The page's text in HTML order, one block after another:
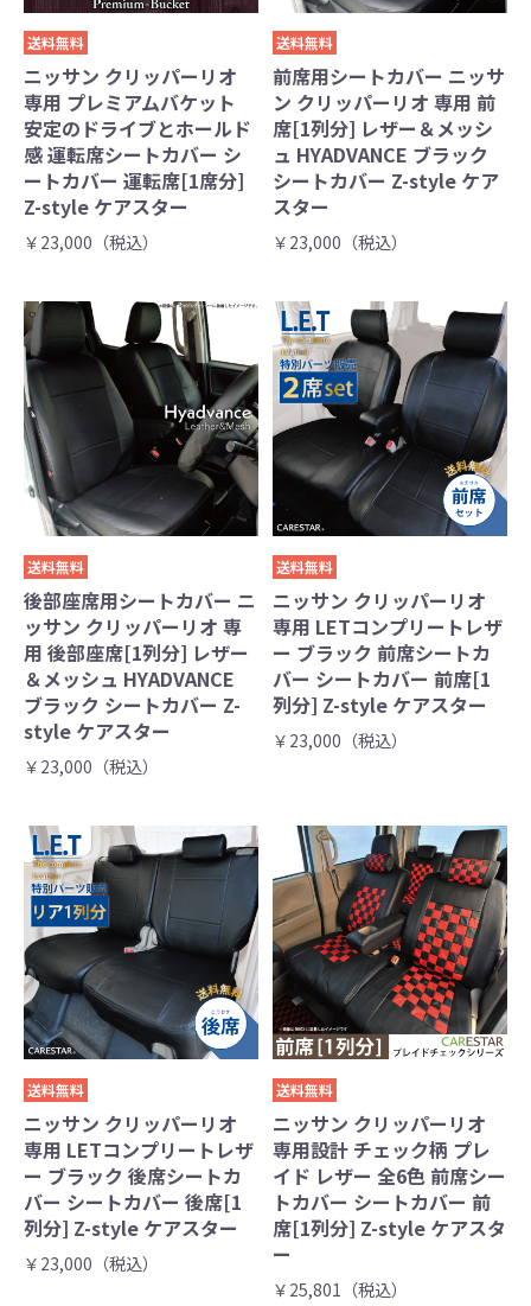
送料無料
ニッサン クリッパーリオ
専用 プレミアムバケット
安定のドライブとホールド
感 運転席シートカバー シ
ートカバー 運転席[1席分]
Z-style ケアスター
￥23,000（税込）
送料無料
前席用シートカバー ニッサ
ン クリッパーリオ 専用 前
席[1列分] レザー＆メッシ
ュ HYADVANCE ブラック
シートカバー Z-style ケア
スター
￥23,000（税込）
送料無料
後部座席用シートカバー ニ
ッサン クリッパーリオ 専
用 後部座席[1列分] レザー
＆メッシュ HYADVANCE
ブラック シートカバー Z-
style ケアスター
￥23,000（税込）
送料無料
ニッサン クリッパーリオ
専用 LETコンプリートレザ
ー ブラック 前席シートカ
バー シートカバー 前席[1
列分] Z-style ケアスター
￥23,000（税込）
送料無料
ニッサン クリッパーリオ
専用 LETコンプリートレザ
ー ブラック 後席シートカ
バー シートカバー 後席[1
列分] Z-style ケアスター
￥23,000（税込）
送料無料
ニッサン クリッパーリオ
専用設計 チェック柄 プレ
イド レザー 全6色 前席シー
トカバー シートカバー 前
席[1列分] Z-style ケアスタ
ー
￥25,801（税込）